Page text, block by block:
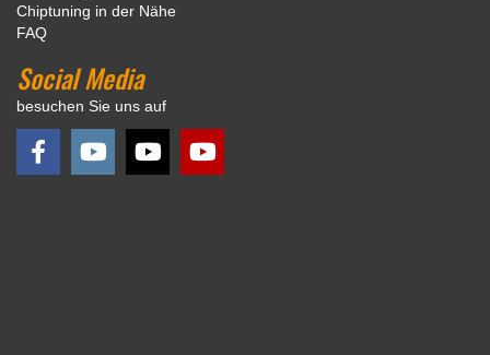
Chiptuning in der Nähe
FAQ
Social Media
besuchen Sie uns auf